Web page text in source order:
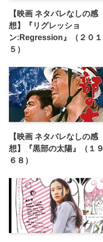
【映画 ネタバレなしの感
想】『リグレッショ
ン:Regression』（２０１
５）
【映画 ネタバレなしの感
想】『黒部の太陽』（１９
６８）